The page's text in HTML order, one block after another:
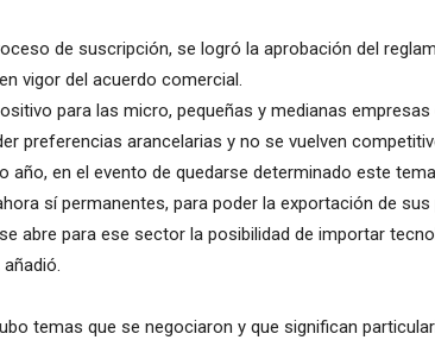
de suscripción, se logró la aprobación del
vigor del acuerdo comercial.
para las micro, pequeñas y medianas empresas
preferencias arancelarias y no se vuelven
año, en el evento de quedarse determinado este
sí permanentes, para poder la exportación de sus
abre para ese sector la posibilidad de importar
temas que se negociaron y que significan